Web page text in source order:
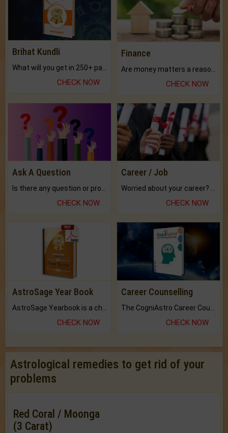
Brihat Kundli
CHECK NOW
Finance
CHECK NOW
Ask A Question
CHECK NOW
Career / Job
CHECK NOW
AstroSage Year Book
CHECK NOW
Career Counselling
CHECK NOW
Astrological remedies to get rid of your
problems
Red Coral / Moonga
(3 Carat)